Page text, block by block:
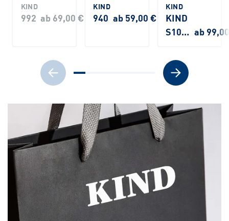
KIND
992 ab 69,00 €
KIND
940 ab 59,00 €
KIND
KIND
S1066 ab